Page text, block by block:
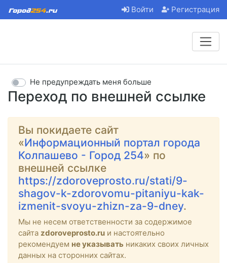
Войти Регистрация
Переход по внешней ссылке
Не предупреждать меня больше
Вы покидаете сайт
«Информационный портал города
Колпашево - Город 254» по
внешней ссылке
https://zdoroveprosto.ru/stati/9-
shagov-k-zdorovomu-pitaniyu-kak-
izmenit-svoyu-zhizn-za-9-dney.
Мы не несем ответственности за содержимое
сайта zdoroveprosto.ru и настоятельно
рекомендуем не указывать никаких своих личных
данных на сторонних сайтах.